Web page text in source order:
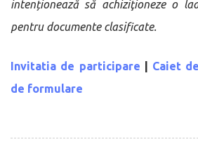
intenționează să achiziţioneze o
pentru documente clasificate.
Invitatia de participare Caiet
de formulare